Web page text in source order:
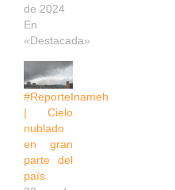
de 2024
En
«Destacada»
#ReporteInameh
| Cielo
nublado
en gran
parte del
país